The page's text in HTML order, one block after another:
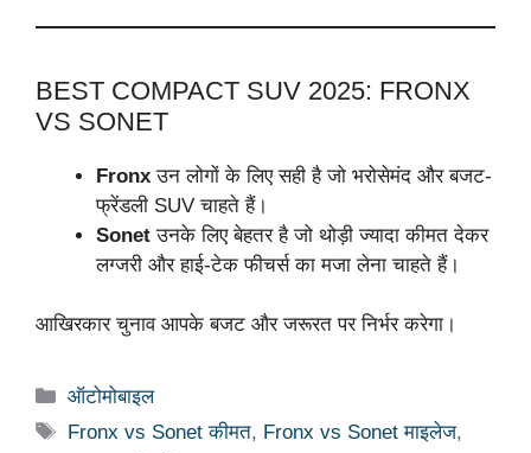
BEST COMPACT SUV 2025: FRONX
VS SONET
Fronx उन लोगों के लिए सही है जो भरोसेमंद और बजट-
फ्रेंडली SUV चाहते हैं।
Sonet उनके लिए बेहतर है जो थोड़ी ज्यादा कीमत देकर
लग्जरी और हाई-टेक फीचर्स का मजा लेना चाहते हैं।
आखिरकार चुनाव आपके बजट और जरूरत पर निर्भर करेगा।
Categories
ऑटोमोबाइल
Tags
Fronx vs Sonet कीमत, Fronx vs Sonet माइलेज,